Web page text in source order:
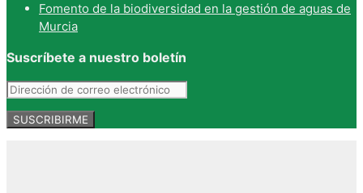
Fomento de la biodiversidad en la gestión de aguas de
Murcia
Suscríbete a nuestro boletín